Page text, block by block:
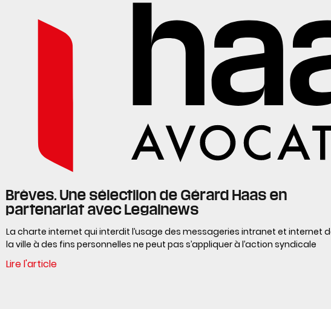
Brèves. Une sélectiion de Gérard Haas en
partenariat avec Legalnews
La charte internet qui interdit l’usage des messageries intranet et internet
la ville à des fins personnelles ne peut pas s’appliquer à l’action syndicale
Lire l'article